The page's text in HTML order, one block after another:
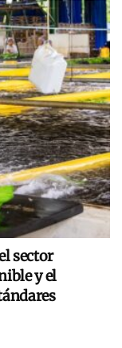
sector
y el